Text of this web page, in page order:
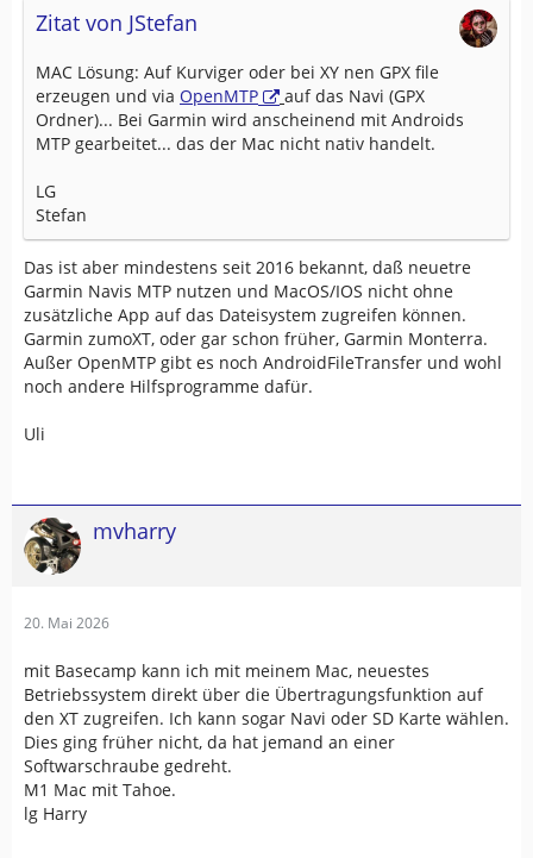
Zitat von JStefan
MAC Lösung: Auf Kurviger oder bei XY nen GPX file
erzeugen und via OpenMTP
auf das Navi (GPX
Ordner)... Bei Garmin wird anscheinend mit Androids
MTP gearbeitet... das der Mac nicht nativ handelt.
LG
Stefan
Das ist aber mindestens seit 2016 bekannt, daß neuetre
Garmin Navis MTP nutzen und MacOS/IOS nicht ohne
zusätzliche App auf das Dateisystem zugreifen können.
Garmin zumoXT, oder gar schon früher, Garmin Monterra.
Außer OpenMTP gibt es noch AndroidFileTransfer und wohl
noch andere Hilfsprogramme dafür.
Uli
mvharry
20. Mai 2026
mit Basecamp kann ich mit meinem Mac, neuestes
Betriebssystem direkt über die Übertragungsfunktion auf
den XT zugreifen. Ich kann sogar Navi oder SD Karte wählen.
Dies ging früher nicht, da hat jemand an einer
Softwarschraube gedreht.
M1 Mac mit Tahoe.
lg Harry